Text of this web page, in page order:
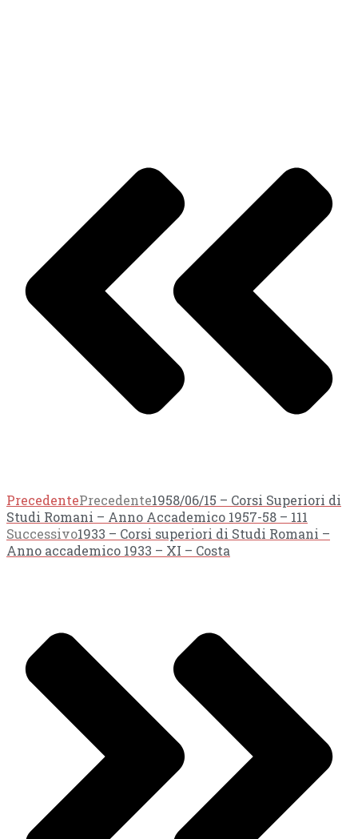
PrecedentePrecedente1958/06/15 – Corsi Superiori di
Studi Romani – Anno Accademico 1957-58 – 111
Successivo1933 – Corsi superiori di Studi Romani –
Anno accademico 1933 – XI – Costa